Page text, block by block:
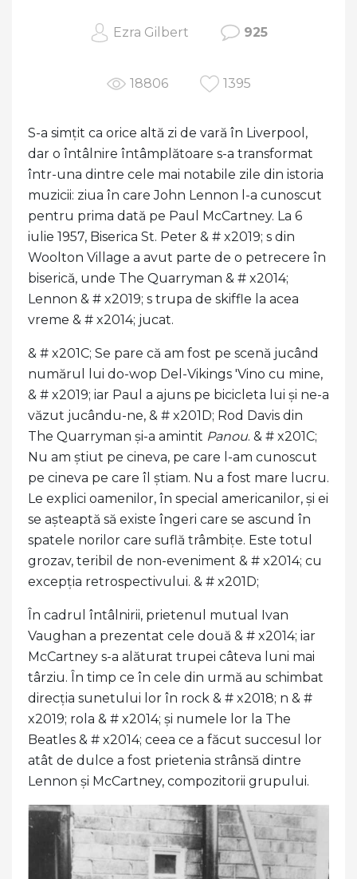
Ezra Gilbert 925
18806 1395
S-a simțit ca orice altă zi de vară în Liverpool,
dar o întâlnire întâmplătoare s-a transformat
într-una dintre cele mai notabile zile din istoria
muzicii: ziua în care John Lennon l-a cunoscut
pentru prima dată pe Paul McCartney. La 6
iulie 1957, Biserica St. Peter & # x2019; s din
Woolton Village a avut parte de o petrecere în
biserică, unde The Quarryman & # x2014;
Lennon & # x2019; s trupa de skiffle la acea
vreme & # x2014; jucat.
& # x201C; Se pare că am fost pe scenă jucând
numărul lui do-wop Del-Vikings 'Vino cu mine,
& # x2019; iar Paul a ajuns pe bicicleta lui și ne-a
văzut jucându-ne, & # x201D; Rod Davis din
The Quarryman și-a amintit Panou. & # x201C;
Nu am știut pe cineva, pe care l-am cunoscut
pe cineva pe care îl știam. Nu a fost mare lucru.
Le explici oamenilor, în special americanilor, și ei
se așteaptă să existe îngeri care se ascund în
spatele norilor care suflă trâmbițe. Este totul
grozav, teribil de non-eveniment & # x2014; cu
excepția retrospectivului. & # x201D;
În cadrul întâlnirii, prietenul mutual Ivan
Vaughan a prezentat cele două & # x2014; iar
McCartney s-a alăturat trupei câteva luni mai
târziu. În timp ce în cele din urmă au schimbat
direcția sunetului lor în rock & # x2018; n & #
x2019; rola & # x2014; și numele lor la The
Beatles & # x2014; ceea ce a făcut succesul lor
atât de dulce a fost prietenia strânsă dintre
Lennon și McCartney, compozitorii grupului.